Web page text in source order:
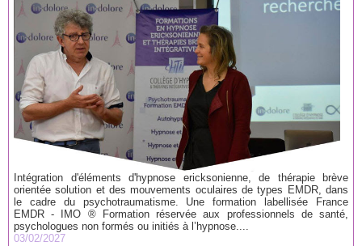
Intégration d'éléments d'hypnose ericksonienne, de thérapie brève
orientée solution et des mouvements oculaires de types EMDR, dans
le cadre du psychotraumatisme. Une formation labellisée France
EMDR - IMO ® Formation réservée aux professionnels de santé,
psychologues non formés ou initiés à l’hypnose....
03/02/2027